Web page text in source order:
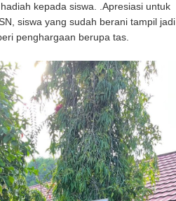
kepada siswa. .Apresiasi untuk
siswa yang sudah berani tampil jadi
penghargaan berupa tas.